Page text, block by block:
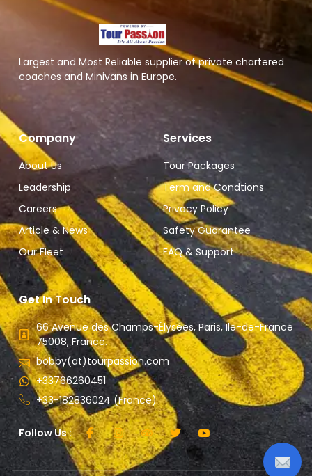
Largest and Most Reliable supplier of private chartered
coaches and Minivans in Europe.
Company
About Us
Leadership
Careers
Article & News
Our Fleet
Services
Tour Packages
Term and Condtions
Privacy Policy
Safety Guarantee
FAQ & Support
Get In Touch
66 Avenue des Champs-Élysées, Paris, Ile-de-France
75008, France.
bobby(at)tourpassion.com
+33766260451
+33-182836024 (France)
Follow Us :